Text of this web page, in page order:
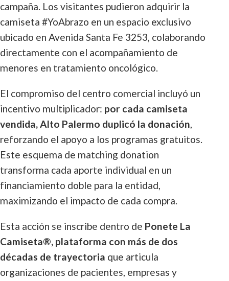
campaña. Los visitantes pudieron adquirir la
camiseta #YoAbrazo en un espacio exclusivo
ubicado en Avenida Santa Fe 3253, colaborando
directamente con el acompañamiento de
menores en tratamiento oncológico.
El compromiso del centro comercial incluyó un
incentivo multiplicador: por cada camiseta
vendida, Alto Palermo duplicó la donación,
reforzando el apoyo a los programas gratuitos.
Este esquema de matching donation
transforma cada aporte individual en un
financiamiento doble para la entidad,
maximizando el impacto de cada compra.
Esta acción se inscribe dentro de Ponete La
Camiseta®, plataforma con más de dos
décadas de trayectoria que articula
organizaciones de pacientes, empresas y